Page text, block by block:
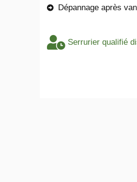
Dépannage après
Serrurier qualifié